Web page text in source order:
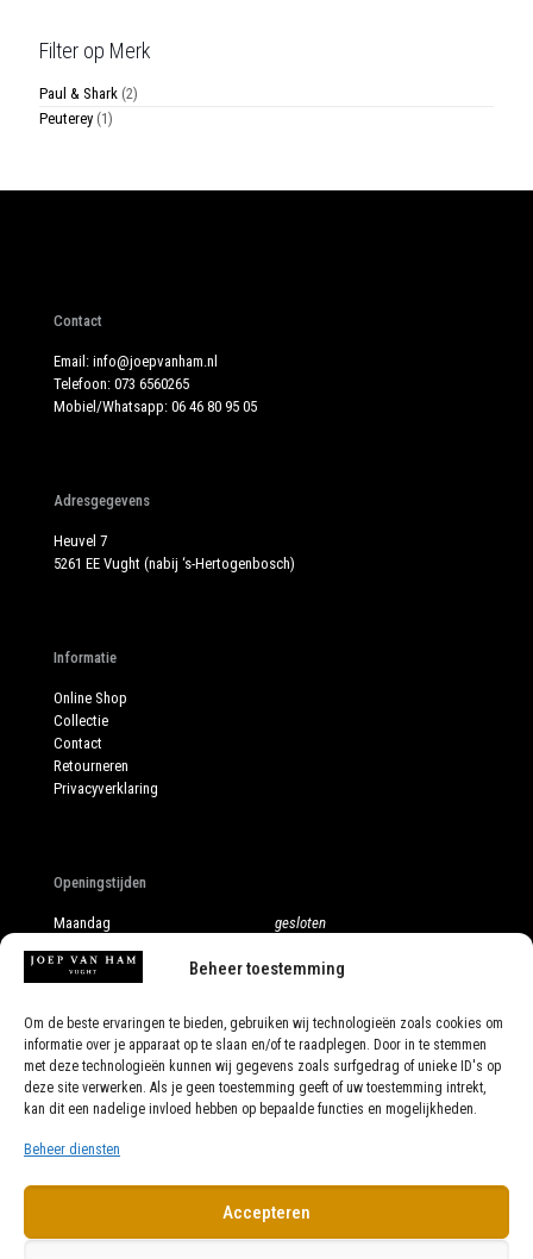
Beheer toestemming
Om de beste ervaringen te bieden, gebruiken wij technologieën zoals cookies om
informatie over je apparaat op te slaan en/of te raadplegen. Door in te stemmen
met deze technologieën kunnen wij gegevens zoals surfgedrag of unieke ID's op
deze site verwerken. Als je geen toestemming geeft of uw toestemming intrekt,
kan dit een nadelige invloed hebben op bepaalde functies en mogelijkheden.
Beheer diensten
Accepteren
Filter op Merk
Paul & Shark (2)
Peuterey (1)
Contact
Email: info@joepvanham.nl
Telefoon: 073 6560265
Mobiel/Whatsapp: 06 46 80 95 05
Adresgegevens
Heuvel 7
5261 EE Vught (nabij ‘s-Hertogenbosch)
Informatie
Online Shop
Collectie
Contact
Retourneren
Privacyverklaring
Openingstijden
Maandag
Woensdag
Vrijdag
Zaterdag
gesloten
10:00 - 17:30
10:00 - 17:30
10:00 - 17:00
Ook op afspraak